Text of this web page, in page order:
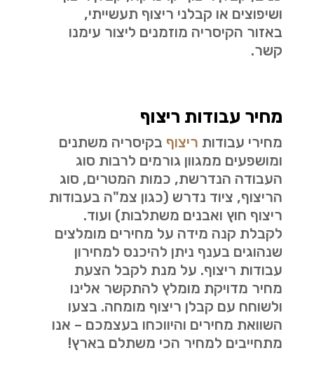
ושיפוצים או קבלני ריצוף תעשייתי,
באזור הקיסריה מוזמנים ליצור עימנו
קשר.
מחיר עבודות ריצוף
מחירי עבודות ריצוף בקיסריה משתנים
ומושפעים ממגוון גורמים לרבות סוג
העבודה הנדרשת, כמות המטרים, סוג
הריצוף, ציוד נדרש (כגון צמ"ה בעבודות
ריצוף חוץ ואבנים משתלבות) ועוד.
לקבלת קנה מידה על מחירים מומלצים
שנהוגים בענף ניתן להיכנס למחירון
עבודות ריצוף. על מנת לקבל הצעת
מחיר מדויקת מומלץ להתקשר אלינו
ולשוחח עם קבלן ריצוף מומחה. בצעו
השוואת מחירים והיווכחו בעצמכם – אנו
מתחייבים למחיר הכי משתלם בארץ!